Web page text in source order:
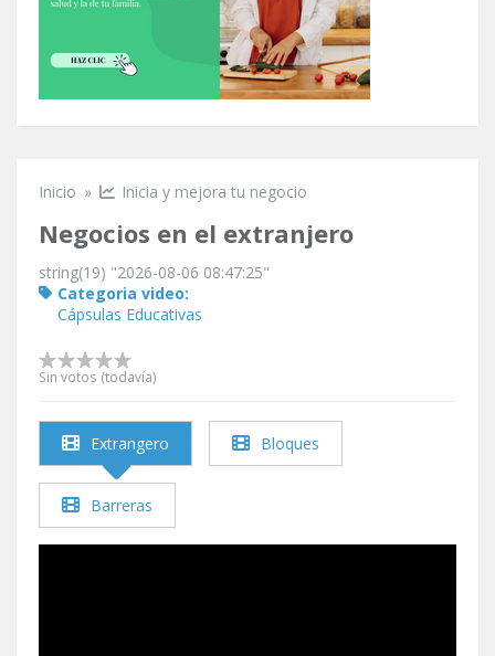
Inicio » Inicia y mejora tu negocio
Negocios en el extranjero
string(19) "2026-08-06 08:47:25"
Categoria video:
Cápsulas Educativas
Sin votos (todavía)
Extrangero Bloques
Barreras